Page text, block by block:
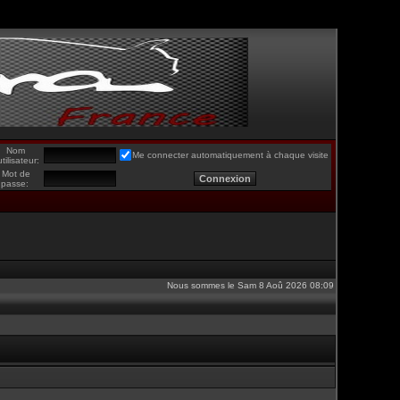
Nom
Me connecter automatiquement à chaque visite
Mot de
passe:
Nous sommes le Sam 8 Aoû 2026 08:09